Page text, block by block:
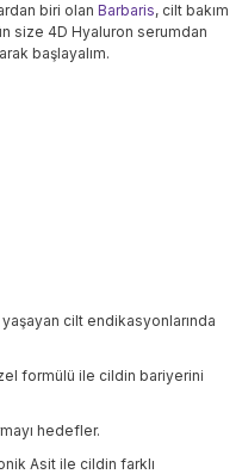
biri olan Barbaris, cilt bakım
size 4D Hyaluron serumdan
başlayalım.
cilt endikasyonlarında
formülü ile cildin bariyerini
hedefler.
Asit ile cildin farklı